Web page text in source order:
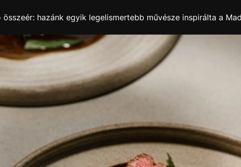
hazánk egyik legelismertebb művésze inspirálta a